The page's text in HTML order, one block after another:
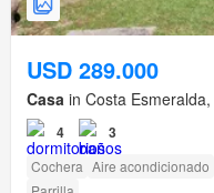
USD 289.000
Casa in Costa
4 3
Cochera Aire acondicionado